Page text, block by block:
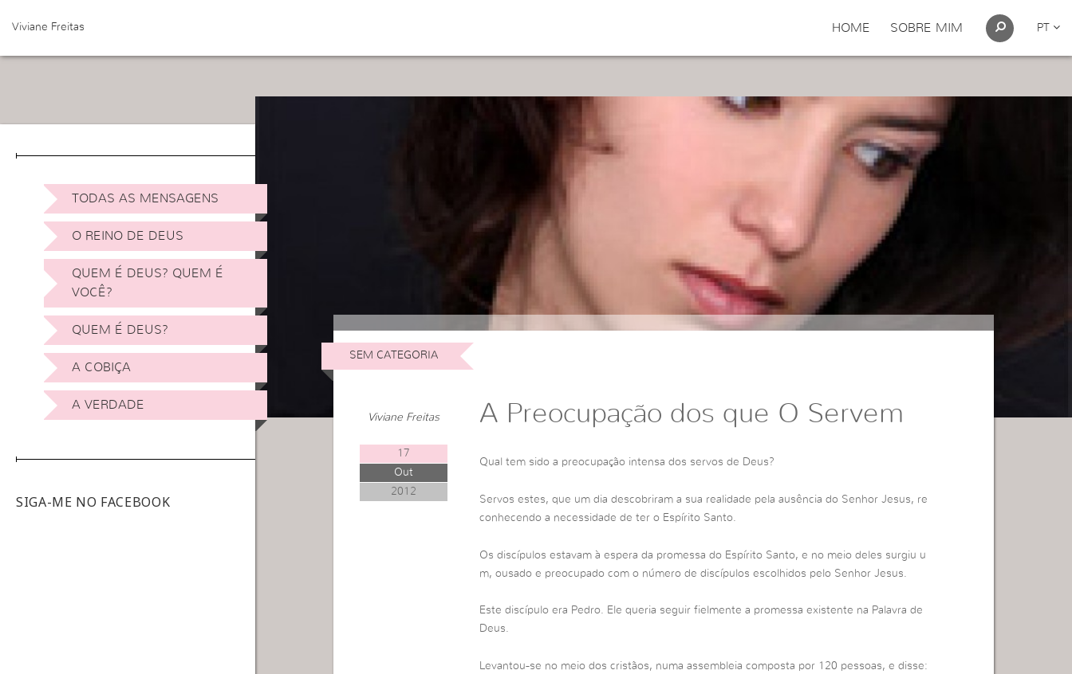
Viviane Freitas HOME SOBRE MIM PT
TODAS AS MENSAGENS
O REINO DE DEUS
QUEM É DEUS? QUEM É
VOCÊ?
QUEM É DEUS?
A COBIÇA
A VERDADE
SIGA-ME NO FACEBOOK
SEM CATEGORIA
Viviane Freitas
17
Out
2012
A Preocupação dos que O Servem
Qual tem sido a preocupação intensa dos servos de Deus?
Servos estes, que um dia descobriram a sua realidade pela ausência do Senhor Jesus, re
conhecendo a necessidade de ter o Espírito Santo.
Os discípulos estavam à espera da promessa do Espírito Santo, e no meio deles surgiu u
m, ousado e preocupado com o número de discípulos escolhidos pelo Senhor Jesus.
Este discípulo era Pedro. Ele queria seguir fielmente a promessa existente na Palavra de
Deus.
Levantou-se no meio dos cristãos, numa assembleia composta por 120 pessoas, e disse: